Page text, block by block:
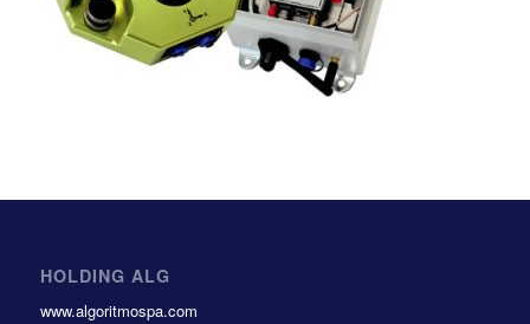
HOLDING ALG
www.algoritmospa.com